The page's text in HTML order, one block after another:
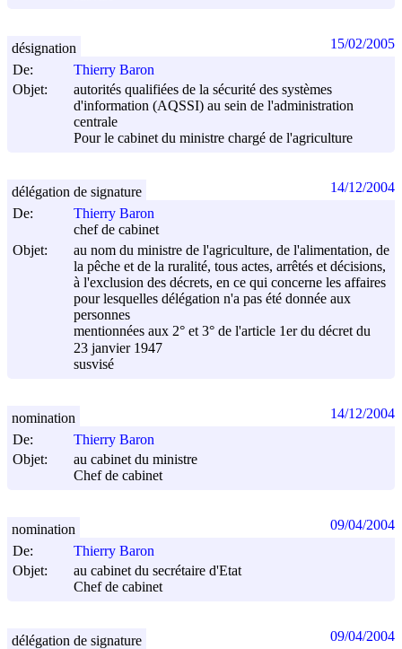
De:
Thierry Baron
Objet:
autorités qualifiées de la sécurité des systèmes
d'information (AQSSI) au sein de l'administration
centrale
Pour le cabinet du ministre chargé de l'agriculture
désignation 15/02/2005
De:
Thierry Baron
chef de cabinet
Objet:
au nom du ministre de l'agriculture, de l'alimentation, de
la pêche et de la ruralité, tous actes, arrêtés et décisions,
à l'exclusion des décrets, en ce qui concerne les affaires
pour lesquelles délégation n'a pas été donnée aux
personnes
mentionnées aux 2° et 3° de l'article 1er du décret du
23 janvier 1947
susvisé
délégation de signature 14/12/2004
De:
Thierry Baron
Objet:
au cabinet du ministre
Chef de cabinet
nomination 14/12/2004
De:
Thierry Baron
Objet:
au cabinet du secrétaire d'Etat
Chef de cabinet
nomination 09/04/2004
délégation de signature 09/04/2004